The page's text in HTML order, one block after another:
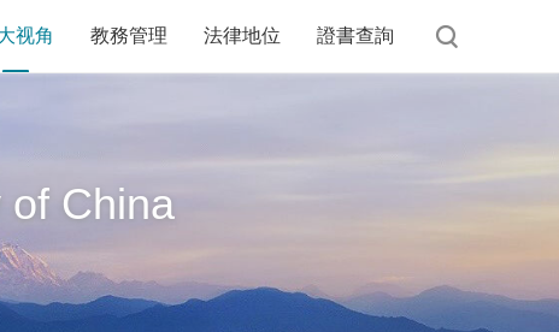
视角 教務管理 法律地位 證書查詢
of China